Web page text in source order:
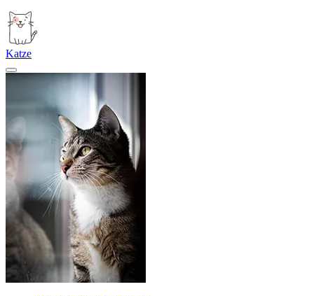
Katze